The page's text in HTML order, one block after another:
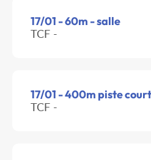
17/01 - 60m - salle
TCF -
17/01 - 400m piste
TCF -